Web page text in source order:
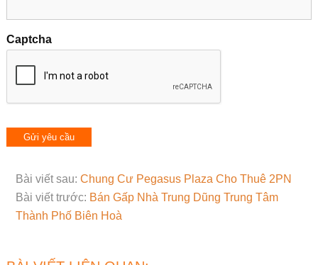
Captcha
Bài viết sau: Chung Cư Pegasus Plaza Cho Thuê 2PN
Bài viết trước: Bán Gấp Nhà Trung Dũng Trung Tâm
Thành Phố Biên Hoà